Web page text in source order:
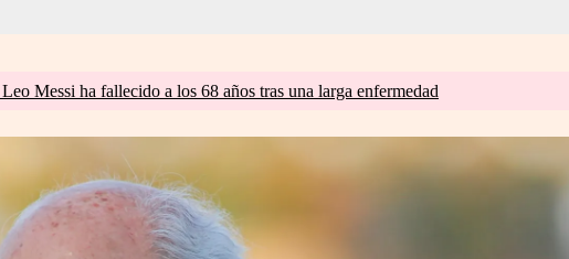
Messi ha fallecido a los 68 años tras una larga enfermedad